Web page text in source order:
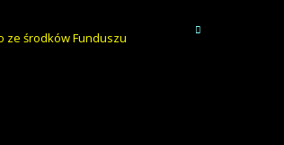
ze środków Funduszu